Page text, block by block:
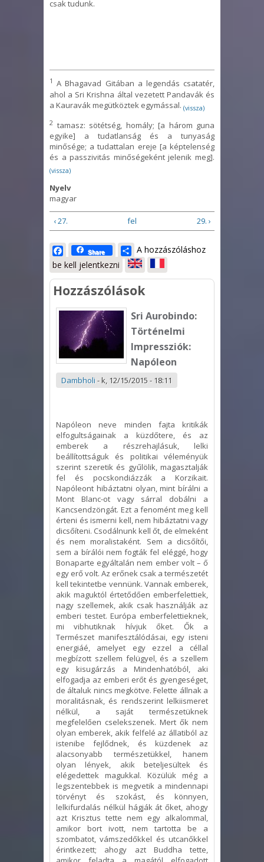
csak tudunk.
1 A Bhagavad Gitában a legendás csatatér,
ahol a Sri Krishna által vezetett Pandavák és
a Kauravák megütköztek egymással. (vissza)
2 tamasz: sötétség, homály; [a három guna
egyike] a tudatlanság és a tunyaság
minősége; a tudattalan ereje [a képtelenség
és a passzivitás minőségeként jelenik meg].
(vissza)
Nyelv
magyar
‹ 27. fel 29. ›
Facebook
Share Share
A hozzászóláshoz
be kell jelentkezni
Hozzászólások
Sri Aurobindo:
Történelmi
Impressziók:
Napóleon
Dambholi-k, 12/15/2015 - 18:11
Napóleon neve minden fajta kritikák
elfogultságainak a küzdőtere, és az
emberek a részrehajlásuk, lelki
beállítottságuk és politikai véleményük
szerint szeretik és gyűlölik, magasztalják
fel és pocskondiázzák a Korzikait.
Napóleont hibáztatni olyan, mint bírálni a
Mont Blanc-ot vagy sárral dobálni a
Kancsendzöngát. Ezt a fenomént meg kell
érteni és ismerni kell, nem hibáztatni vagy
dicsőíteni. Csodálnunk kell őt, de elmeként
és nem moralistaként. Sem a dicsőítői,
sem a bírálói nem fogták fel eléggé, hogy
Bonaparte egyáltalán nem ember volt – ő
egy erő volt. Az erőnek csak a természetét
kell tekintetbe vennünk. Vannak emberek,
akik maguktól értetődően emberfelettiek,
nagy szellemek, akik csak használják az
emberi testet. Európa emberfelettieknek,
mi vibhutiknak hívjuk őket. Ők a
Természet manifesztálódásai, egy isteni
energiáé, amelyet egy ezzel a céllal
megbízott szellem felügyel, és a szellem
egy kisugárzás a Mindenhatóból, aki
elfogadja az emberi erőt és gyengeséget,
de általuk nincs megkötve. Felette állnak a
moralitásnak, és rendszerint lelkiismeret
nélkül, a saját természetüknek
megfelelően cselekszenek. Mert ők nem
olyan emberek, akik felfelé az állatiból az
istenibe fejlődnek, és küzdenek az
alacsonyabb természetükkel, hanem
olyan lények, akik beteljesültek és
elégedettek magukkal. Közülük még a
legszentebbek is megvetik a mindennapi
törvényt és szokást, és könnyen,
lelkifurdalás nélkül hágják át őket, ahogy
azt Krisztus tette nem egy alkalommal,
amikor bort ivott, nem tartotta be a
szombatot, vámszedőkkel és utcanőkkel
érintkezett; ahogy azt Buddha tette,